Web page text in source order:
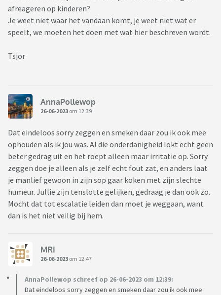
afreageren op kinderen?
Je weet niet waar het vandaan komt, je weet niet wat er
speelt, we moeten het doen met wat hier beschreven wordt.
Tsjor
AnnaPollewop
26-06-2023 om 12:39
Dat eindeloos sorry zeggen en smeken daar zou ik ook mee
ophouden als ik jou was. Al die onderdanigheid lokt echt geen
beter gedrag uit en het roept alleen maar irritatie op. Sorry
zeggen doe je alleen als je zelf echt fout zat, en anders laat
je manlief gewoon in zijn sop gaar koken met zijn slechte
humeur. Jullie zijn tenslotte gelijken, gedraag je dan ook zo.
Mocht dat tot escalatie leiden dan moet je weggaan, want
dan is het niet veilig bij hem.
MRI
26-06-2023 om 12:47
AnnaPollewop schreef op 26-06-2023 om 12:39:
Dat eindeloos sorry zeggen en smeken daar zou ik ook mee